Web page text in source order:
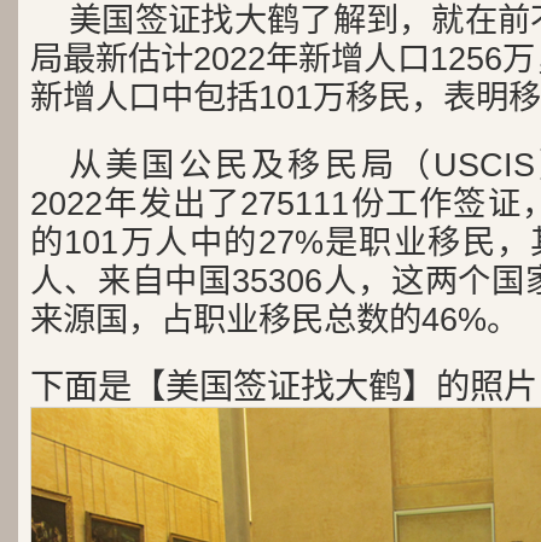
美国签证找大鹤了解到，就在
局最新估计2022年新增人口1256
新增人口中包括101万移民，表明
从美国公民及移民局（
2022年发出了275111份工作签证
的101万人中的27%是职业移民
人、来自中国35306人，这两个国
来源国，占职业移民总数的46%。
下面是【美国签证找大鹤】的照片